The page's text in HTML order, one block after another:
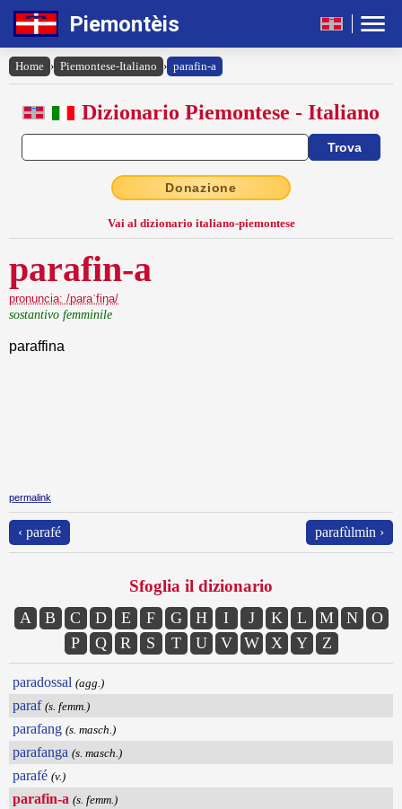
Piemontèis
Home › Piemontese-Italiano › parafin-a
Dizionario Piemontese - Italiano
Donazione
Vai al dizionario italiano-piemontese
parafin-a
pronuncia: /paraˈfiŋa/
sostantivo femminile
paraffina
permalink
‹ parafé parafùlmin ›
Sfoglia il dizionario
A B C D E F G H I J K L M N
O
P
Q R S T U V W X Y Z
paradossal (agg.)
paraf (s. femm.)
parafang (s. masch.)
parafanga (s. masch.)
parafé (v.)
parafin-a (s. femm.)